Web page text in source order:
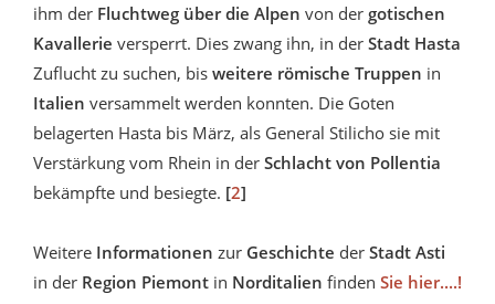
ihm der Fluchtweg über die Alpen von der gotischen
Kavallerie versperrt. Dies zwang ihn, in der Stadt Hasta
Zuflucht zu suchen, bis weitere römische Truppen in
Italien versammelt werden konnten. Die Goten
belagerten Hasta bis März, als General Stilicho sie mit
Verstärkung vom Rhein in der Schlacht von Pollentia
bekämpfte und besiegte. [2]
Weitere Informationen zur Geschichte der Stadt Asti
in der Region Piemont in Norditalien finden Sie hier....!